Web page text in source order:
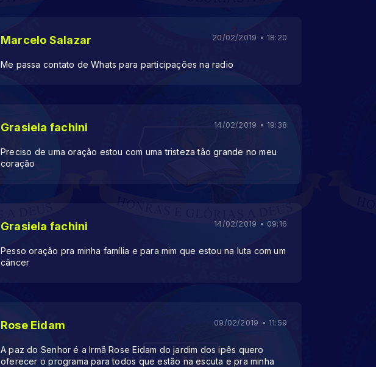
Marcelo Salazar 20/02/2019 • 18:20
Me passa contato de Whats para participações na radio
Grasiela fachini 14/02/2019 • 19:38
Preciso de uma oração estou com uma tristeza tão grande no meu
coração
Grasiela fachini 14/02/2019 • 09:16
Pesso oração pra minha família e para mim que estou na luta com um
câncer
Rose Eidam 09/02/2019 • 11:59
A paz do Senhor é a Irmã Rose Eidam do jardim dos ipês quero
oferecer o programa para todos que estão na escuta e pra minha